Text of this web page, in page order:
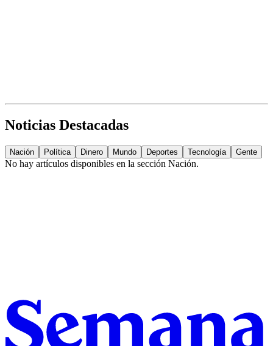
Noticias Destacadas
Nación Política Dinero Mundo Deportes Tecnología Gente
No hay artículos disponibles en la sección Nación.